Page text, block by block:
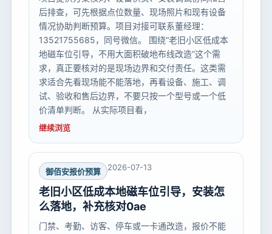
后排查，可先根据点位数量、现场照片和现有设备
情况协助判断预算。项目对接可联系董经理：
13521755685，同号微信。 围绕“老旧小区低成本
地磁车位引导，不用大面积破地布线改造”这个需
求，真正要核对的是现场边界和交付责任。这类需
求适合先看现场能不能落地，再看设备、施工、调
试、验收和售后边界，不要只按一个型号或一个低
价清单判断。 从实际项目看，
继续浏览
御佰安报价预算 2026-07-13
老旧小区低成本地磁车位引导，安装怎
么落地，补充核对0ae
门禁、考勤、访客、停车或一卡通改造，报价不能